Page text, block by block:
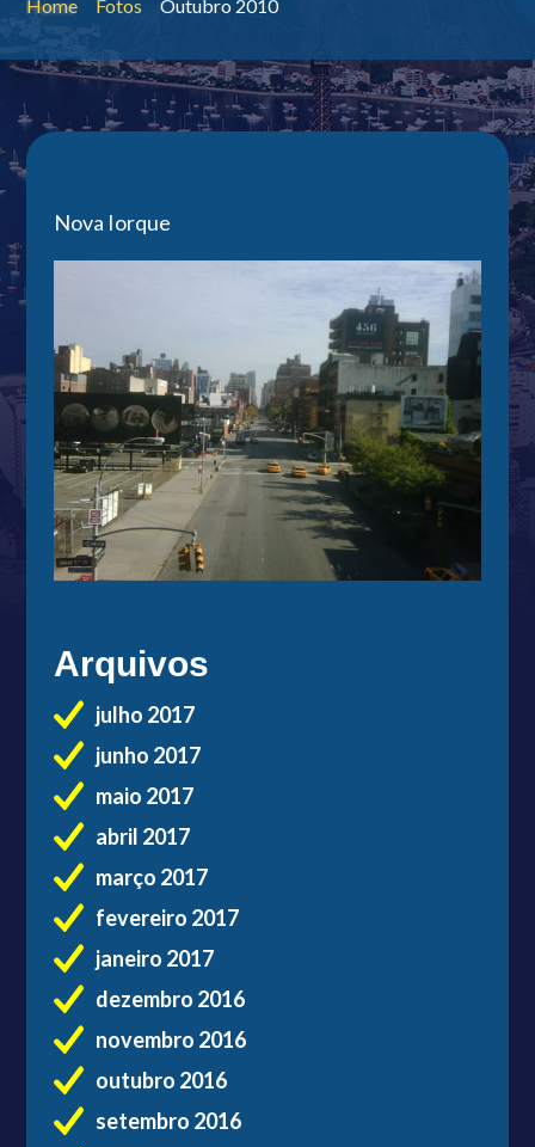
Home Fotos Outubro 2010
Nova Iorque
Arquivos
julho 2017
junho 2017
maio 2017
abril 2017
março 2017
fevereiro 2017
janeiro 2017
dezembro 2016
novembro 2016
outubro 2016
setembro 2016